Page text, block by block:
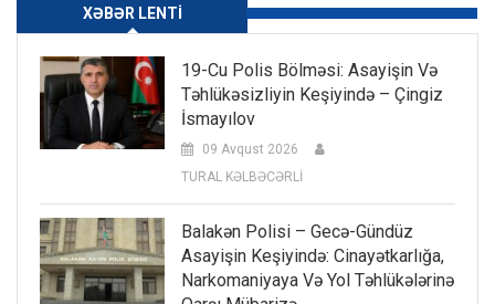
XƏBƏR LENTI
19-Cu Polis Bölməsi: Asayişin Və
Təhlükəsizliyin Keşiyində – Çingiz
İsmayılov
09 Avqust 2026
TURAL KƏLBƏCƏRLİ
Balakən Polisi – Gecə-Gündüz
Asayişin Keşiyində: Cinayətkarlığa,
Narkomaniyaya Və Yol Təhlükələrinə